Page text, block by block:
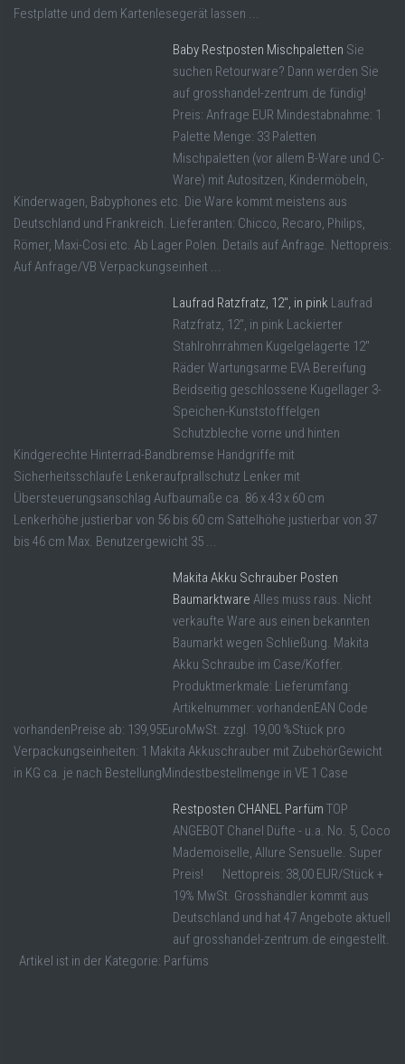
Festplatte und dem Kartenlesegerät lassen ...
Baby Restposten Mischpaletten Sie
suchen Retourware? Dann werden Sie
auf grosshandel-zentrum.de fündig!
Preis: Anfrage EUR Mindestabnahme: 1
Palette Menge: 33 Paletten
Mischpaletten (vor allem B-Ware und C-
Ware) mit Autositzen, Kindermöbeln,
Kinderwagen, Babyphones etc. Die Ware kommt meistens aus
Deutschland und Frankreich. Lieferanten: Chicco, Recaro, Philips,
Römer, Maxi-Cosi etc. Ab Lager Polen. Details auf Anfrage. Nettopreis:
Auf Anfrage/VB Verpackungseinheit ...
Laufrad Ratzfratz, 12″, in pink Laufrad
Ratzfratz, 12", in pink Lackierter
Stahlrohrrahmen Kugelgelagerte 12"
Räder Wartungsarme EVA Bereifung
Beidseitig geschlossene Kugellager 3-
Speichen-Kunststofffelgen
Schutzbleche vorne und hinten
Kindgerechte Hinterrad-Bandbremse Handgriffe mit
Sicherheitsschlaufe Lenkeraufprallschutz Lenker mit
Übersteuerungsanschlag Aufbaumaße ca. 86 x 43 x 60 cm
Lenkerhöhe justierbar von 56 bis 60 cm Sattelhöhe justierbar von 37
bis 46 cm Max. Benutzergewicht 35 ...
Makita Akku Schrauber Posten
Baumarktware Alles muss raus. Nicht
verkaufte Ware aus einen bekannten
Baumarkt wegen Schließung. Makita
Akku Schraube im Case/Koffer.
Produktmerkmale: Lieferumfang:
Artikelnummer: vorhandenEAN Code
vorhandenPreise ab: 139,95EuroMwSt. zzgl. 19,00 %Stück pro
Verpackungseinheiten: 1 Makita Akkuschrauber mit ZubehörGewicht
in KG ca. je nach BestellungMindestbestellmenge in VE 1 Case
Restposten CHANEL Parfüm TOP
ANGEBOT Chanel Düfte - u.a. No. 5, Coco
Mademoiselle, Allure Sensuelle. Super
Preis! Nettopreis: 38,00 EUR/Stück +
19% MwSt. Grosshändler kommt aus
Deutschland und hat 47 Angebote aktuell
auf grosshandel-zentrum.de eingestellt.
Artikel ist in der Kategorie: Parfüms